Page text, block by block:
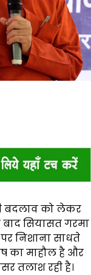
बदलाव को लेकर
बाद सियासत गरमा
पर निशाना साधते
का माहौल है और
तलाश रही है।